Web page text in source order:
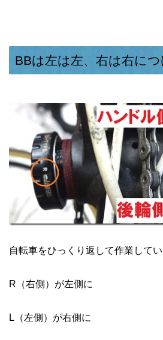
BBは左は左、右は右に
自転車をひっくり返して作業してい
R（右側）が左側に
L（左側）が右側に